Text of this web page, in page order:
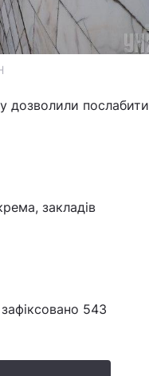
дозволили послабити
закладів
543